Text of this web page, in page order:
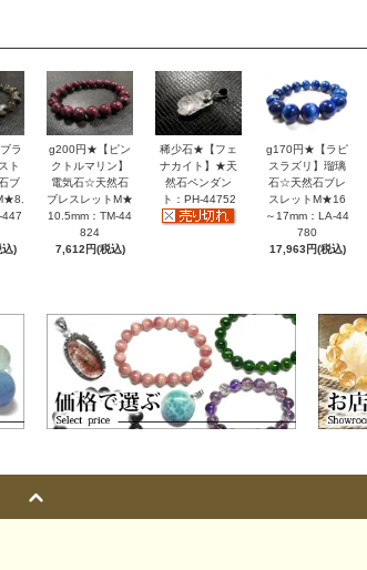
ラ
ト
ブ
447
)
g200円★【ピン
クトルマリン】
電気石☆天然石
ブレスレットM★
10.5mm：TM-44
824
7,612円(税込)
稀少石★【フェ
ナカイト】★天
然石ペンダン
ト：PH-44752
g170円★【ラピ
スラズリ】瑠璃
石☆天然石ブレ
スレットM★16
～17mm：LA-44
780
17,963円(税込)